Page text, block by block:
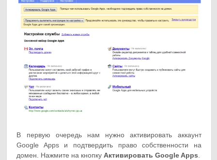
В первую очередь нам нужно активировать аккаунт
Google Apps и подтвердить право собственности на
домен. Нажмите на кнопку Активировать Google Apps